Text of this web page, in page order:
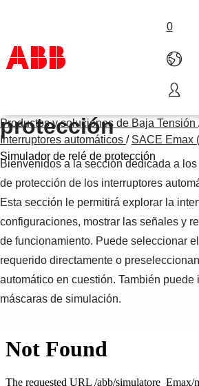
0
Productos & Soluciones
Industrias
Servicios
Sobre ABB
Dónde comprar
Contáctanos
Carreras
Productos y soluciones de Baja Tensión
Interruptores automáticos / SACE Emax
Simulador de relé de protección
Simulador de relé
protección
Bienvenidos a la sección dedicada a
de protección de los interruptores
Esta sección le permitirá explorar la
configuraciones, mostrar las señales y
de funcionamiento. Puede seleccionar
requerido directamente o
automático en cuestión. También puede
máscaras de simulación.